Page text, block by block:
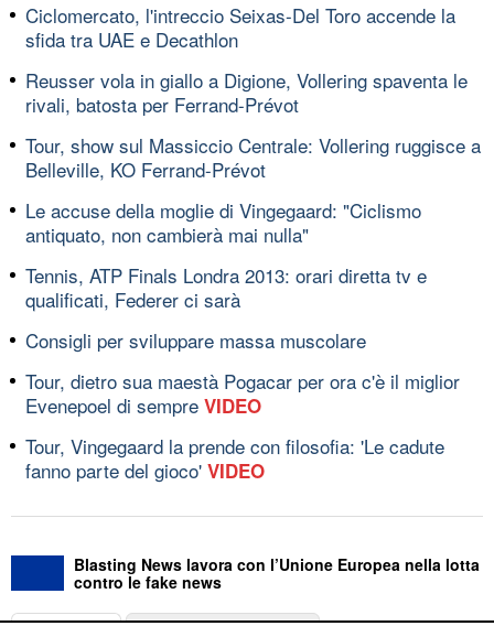
Ciclomercato, l'intreccio Seixas-Del Toro accende la
sfida tra UAE e Decathlon
Reusser vola in giallo a Digione, Vollering spaventa le
rivali, batosta per Ferrand-Prévot
Tour, show sul Massiccio Centrale: Vollering ruggisce a
Belleville, KO Ferrand-Prévot
Le accuse della moglie di Vingegaard: "Ciclismo
antiquato, non cambierà mai nulla"
Tennis, ATP Finals Londra 2013: orari diretta tv e
qualificati, Federer ci sarà
Consigli per sviluppare massa muscolare
Tour, dietro sua maestà Pogacar per ora c'è il miglior
Evenepoel di sempre VIDEO
Tour, Vingegaard la prende con filosofia: 'Le cadute
fanno parte del gioco' VIDEO
Blasting News lavora con l’Unione Europea nella lotta
contro le fake news